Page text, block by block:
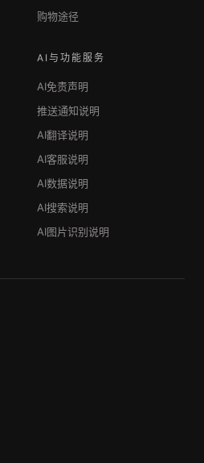
购物途径
AI与功能服务
AI免责声明
推送通知说明
AI翻译说明
AI客服说明
AI数据说明
AI搜索说明
AI图片识别说明